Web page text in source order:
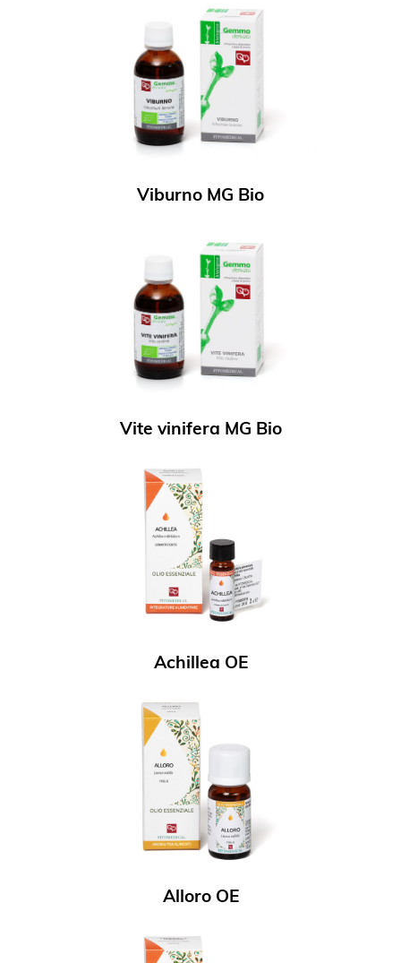
Viburno MG Bio
Vite vinifera MG Bio
Achillea OE
Alloro OE